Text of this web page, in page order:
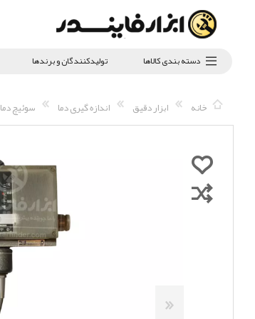
دسته بندی کالاها تولیدکنندگان و برندها
خانه ابزار دقیق اندازه گیری دما سوئیچ دما